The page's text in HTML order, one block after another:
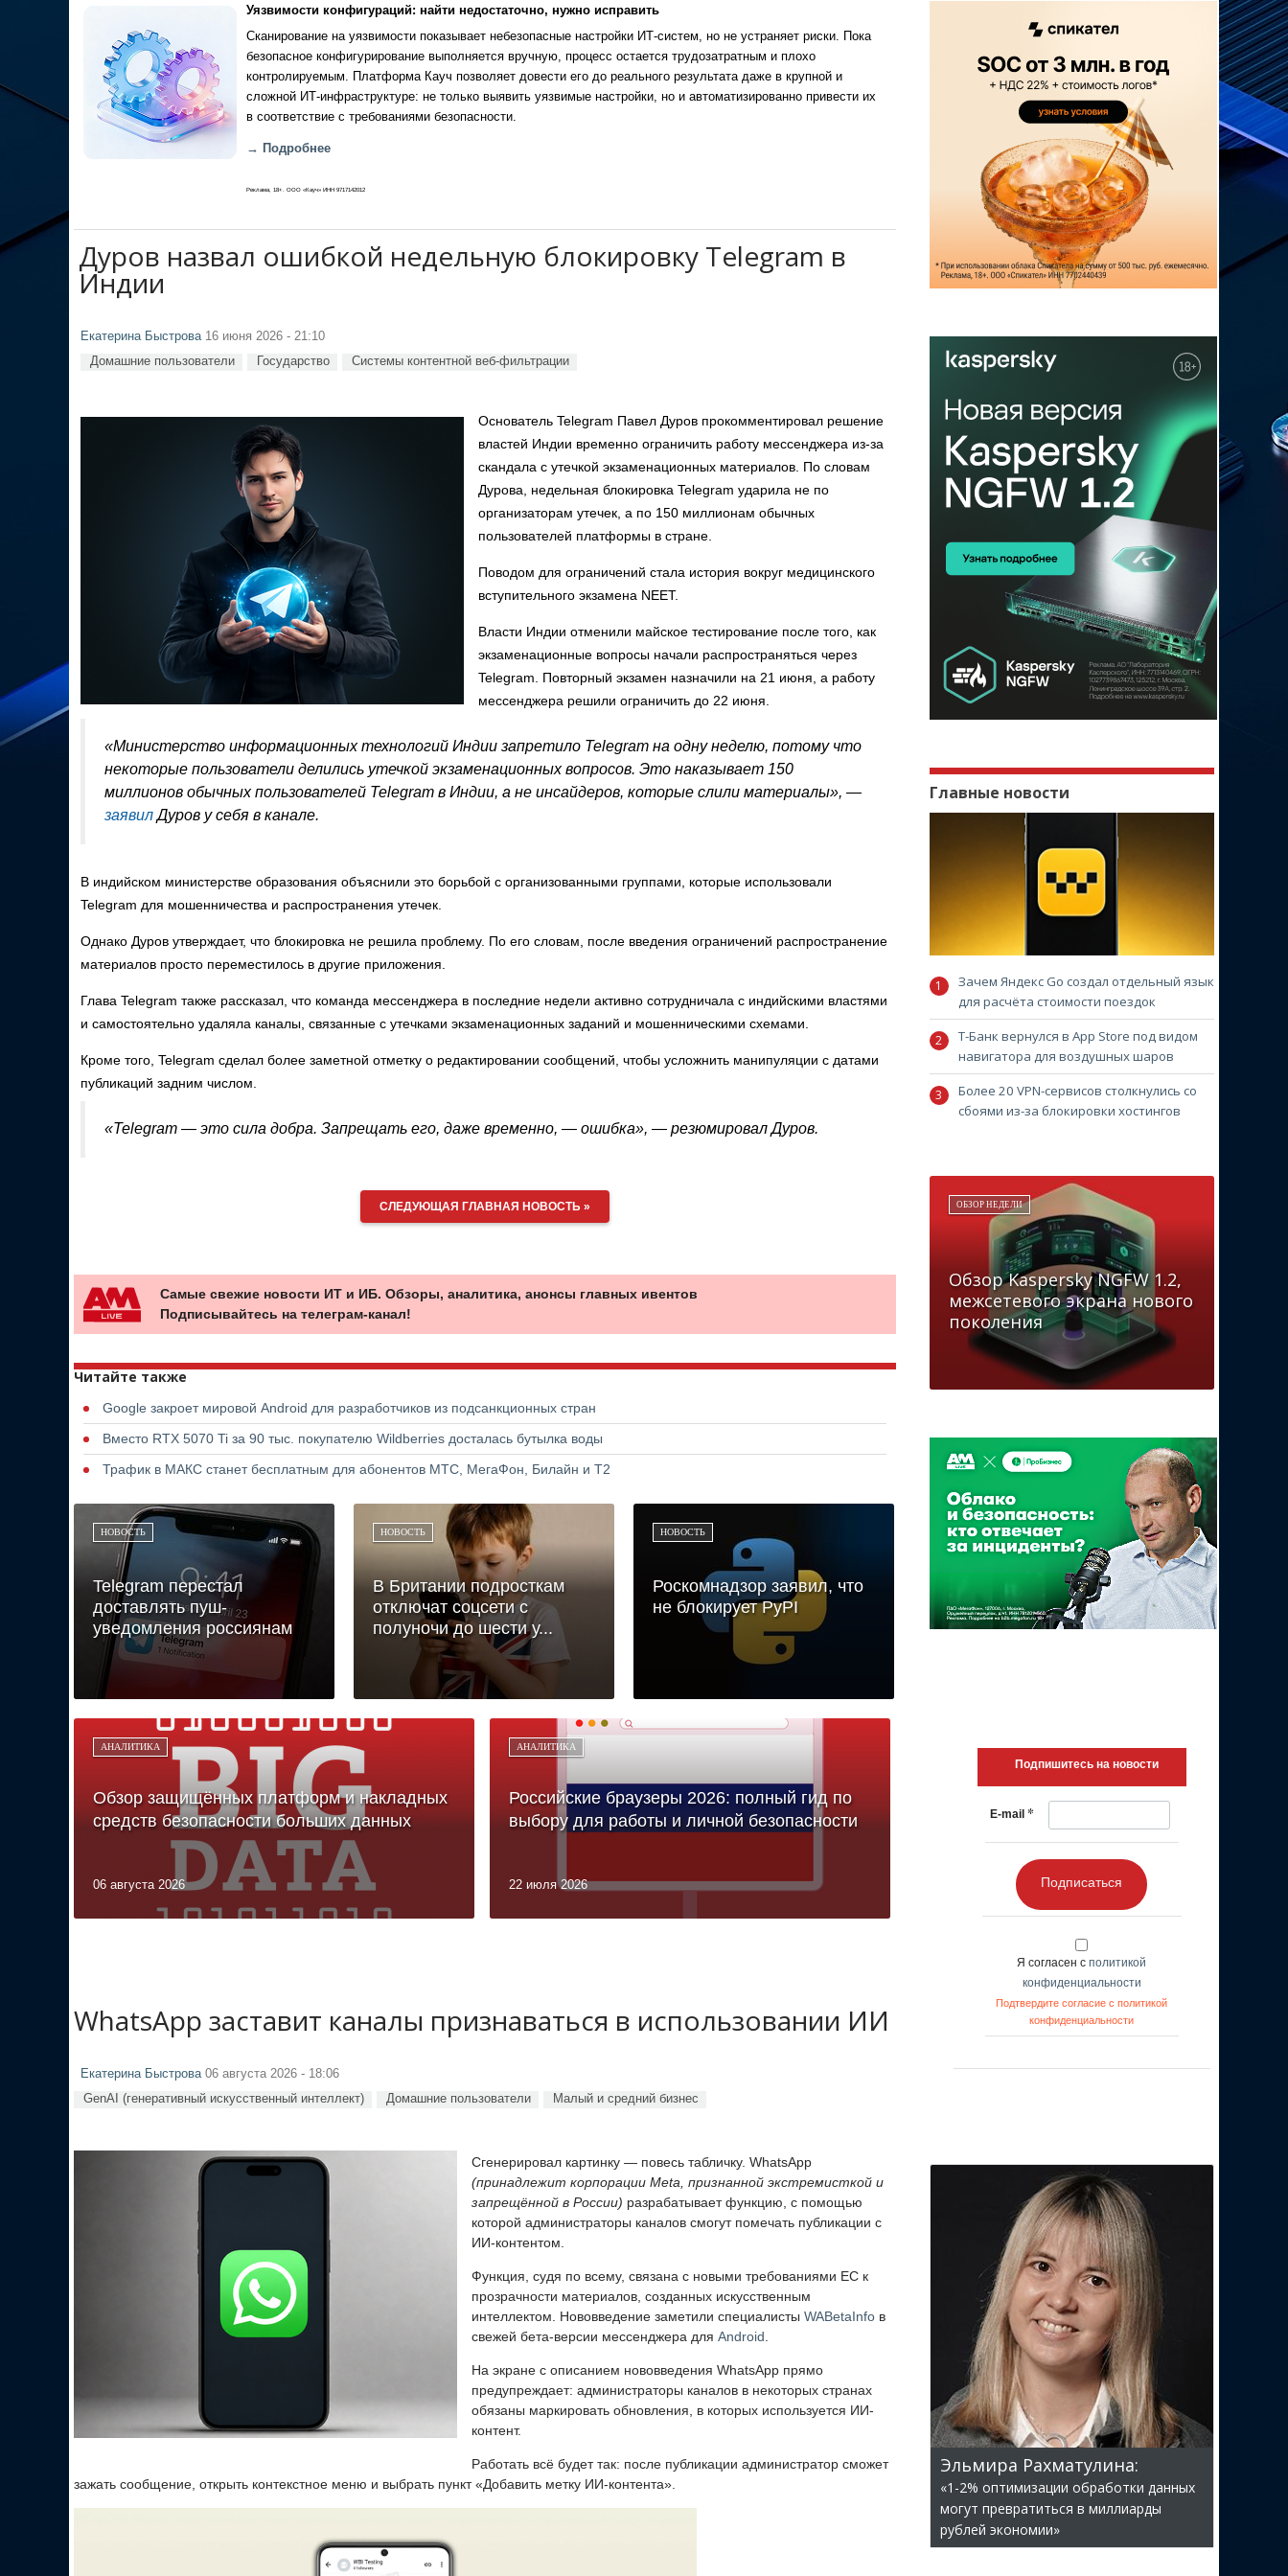
Уязвимости конфигураций: найти недостаточно, нужно исправить
Сканирование на уязвимости показывает небезопасные настройки ИТ-систем, но не устраняет риски. Пока
безопасное конфигурирование выполняется вручную, процесс остается трудозатратным и плохо
контролируемым. Платформа Кауч позволяет довести его до реального результата даже в крупной и
сложной ИТ-инфраструктуре: не только выявить уязвимые настройки, но и автоматизированно привести их
в соответствие с требованиями безопасности.
→ Подробнее
Реклама, 18+. ООО «Кауч» ИНН 9717142012
Дуров назвал ошибкой недельную блокировку Telegram в
Индии
Екатерина Быстрова16 июня 2026 - 21:10
Домашние пользователи Государство Системы контентной веб-фильтрации
Основатель Telegram Павел Дуров прокомментировал решение
властей Индии временно ограничить работу мессенджера из-за
скандала с утечкой экзаменационных материалов. По словам
Дурова, недельная блокировка Telegram ударила не по
организаторам утечек, а по 150 миллионам обычных
пользователей платформы в стране.
Поводом для ограничений стала история вокруг медицинского
вступительного экзамена NEET.
Власти Индии отменили майское тестирование после того, как
экзаменационные вопросы начали распространяться через
Telegram. Повторный экзамен назначили на 21 июня, а работу
мессенджера решили ограничить до 22 июня.
«Министерство информационных технологий Индии запретило Telegram на одну неделю, потому что
некоторые пользователи делились утечкой экзаменационных вопросов. Это наказывает 150
миллионов обычных пользователей Telegram в Индии, а не инсайдеров, которые слили материалы», —
заявилДуров у себя в канале.
В индийском министерстве образования объяснили это борьбой с организованными группами, которые использовали
Telegram для мошенничества и распространения утечек.
Однако Дуров утверждает, что блокировка не решила проблему. По его словам, после введения ограничений распространение
материалов просто переместилось в другие приложения.
Глава Telegram также рассказал, что команда мессенджера в последние недели активно сотрудничала с индийскими властями
и самостоятельно удаляла каналы, связанные с утечками экзаменационных заданий и мошенническими схемами.
Кроме того, Telegram сделал более заметной отметку о редактировании сообщений, чтобы усложнить манипуляции с датами
публикаций задним числом.
«Telegram — это сила добра. Запрещать его, даже временно, — ошибка», — резюмировал Дуров.
СЛЕДУЮЩАЯ ГЛАВНАЯ НОВОСТЬ »
Самые свежие новости ИТ и ИБ. Обзоры, аналитика, анонсы главных ивентов
Подписывайтесь на телеграм-канал!
Читайте также
Google закроет мировой Android для разработчиков из подсанкционных стран
Вместо RTX 5070 Ti за 90 тыс. покупателю Wildberries досталась бутылка воды
Трафик в МАКС станет бесплатным для абонентов МТС, МегаФон, Билайн и Т2
НОВОСТЬ
Telegram перестал
доставлять пуш-
уведомления россиянам
НОВОСТЬ
В Британии подросткам
отключат соцсети с
полуночи до шести у...
НОВОСТЬ
Роскомнадзор заявил, что
не блокирует PyPI
АНАЛИТИКА
Обзор защищённых платформ и накладных
средств безопасности больших данных
06 августа 2026
АНАЛИТИКА
Российские браузеры 2026: полный гид по
выбору для работы и личной безопасности
22 июля 2026
WhatsApp заставит каналы признаваться в использовании ИИ
Екатерина Быстрова06 августа 2026 - 18:06
GenAI (генеративный искусственный интеллект) Домашние пользователи Малый и средний бизнес
Сгенерировал картинку — повесь табличку. WhatsApp
(принадлежит корпорации Meta, признанной экстремисткой и
запрещённой в России) разрабатывает функцию, с помощью
которой администраторы каналов смогут помечать публикации с
ИИ-контентом.
Функция, судя по всему, связана с новыми требованиями ЕС к
прозрачности материалов, созданных искусственным
интеллектом. Нововведение заметили специалисты WABetaInfo в
свежей бета-версии мессенджера для Android.
На экране с описанием нововведения WhatsApp прямо
предупреждает: администраторы каналов в некоторых странах
обязаны маркировать обновления, в которых используется ИИ-
контент.
Работать всё будет так: после публикации администратор сможет
зажать сообщение, открыть контекстное меню и выбрать пункт «Добавить метку ИИ-контента».
Главные новости
Зачем Яндекс Go создал отдельный язык
для расчёта стоимости поездок
Т-Банк вернулся в App Store под видом
навигатора для воздушных шаров
Более 20 VPN-сервисов столкнулись со
сбоями из-за блокировки хостингов
ОБЗОР НЕДЕЛИ
Обзор Kaspersky NGFW 1.2,
межсетевого экрана нового
поколения
Подпишитесь на новости
E-mail *
Подписаться
Я согласен с политикой
конфиденциальности
Подтвердите согласие с политикой
конфиденциальности
Эльмира Рахматулина:
«1-2% оптимизации обработки данных
могут превратиться в миллиарды
рублей экономии»